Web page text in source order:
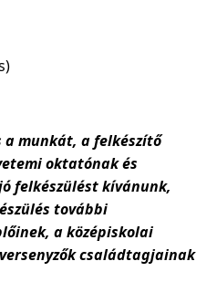
a munkát, a felkészítő
oktatónak és
felkészülést kívánunk,
további
a középiskolai
családtagjainak